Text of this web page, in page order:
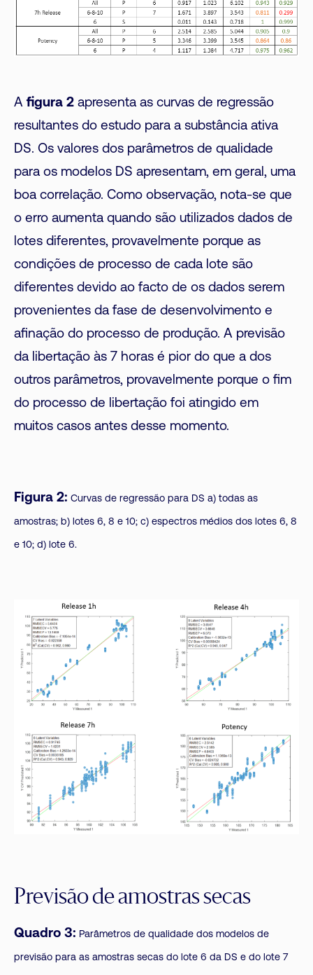
A figura 2 apresenta as curvas de regressão
resultantes do estudo para a substância ativa
DS. Os valores dos parâmetros de qualidade
para os modelos DS apresentam, em geral, uma
boa correlação. Como observação, nota-se que
o erro aumenta quando são utilizados dados de
lotes diferentes, provavelmente porque as
condições de processo de cada lote são
diferentes devido ao facto de os dados serem
provenientes da fase de desenvolvimento e
afinação do processo de produção. A previsão
da libertação às 7 horas é pior do que a dos
outros parâmetros, provavelmente porque o fim
do processo de libertação foi atingido em
muitos casos antes desse momento.
Figura 2: Curvas de regressão para DS a) todas as
amostras; b) lotes 6, 8 e 10; c) espectros médios dos lotes 6, 8
e 10; d) lote 6.
Previsão de amostras secas
Quadro 3: Parâmetros de qualidade dos modelos de
previsão para as amostras secas do lote 6 da DS e do lote 7